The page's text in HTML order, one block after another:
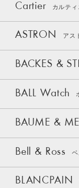
Cartier カルティ
ASTRON アス
BACKES &
BALL Watch
BAUME &
Bell & Ross
BLANCPAIN